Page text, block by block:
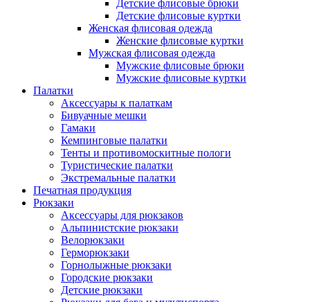
Детские флисовые брюки
Детские флисовые куртки
Женская флисовая одежда
Женские флисовые куртки
Мужская флисовая одежда
Мужские флисовые брюки
Мужские флисовые куртки
Палатки
Аксессуары к палаткам
Бивуачные мешки
Гамаки
Кемпинговые палатки
Тенты и противомоскитные пологи
Туристические палатки
Экстремальные палатки
Печатная продукция
Рюкзаки
Аксессуары для рюкзаков
Альпинистские рюкзаки
Велорюкзаки
Герморюкзаки
Горнолыжные рюкзаки
Городские рюкзаки
Детские рюкзаки